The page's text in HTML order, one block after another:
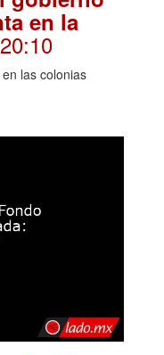
en la
las colonias